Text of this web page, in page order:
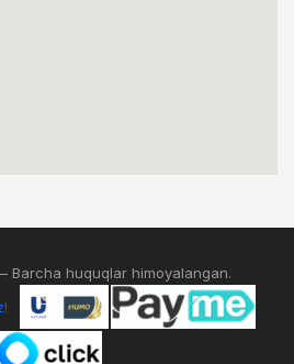
Barcha huquqlar himoyalangan.